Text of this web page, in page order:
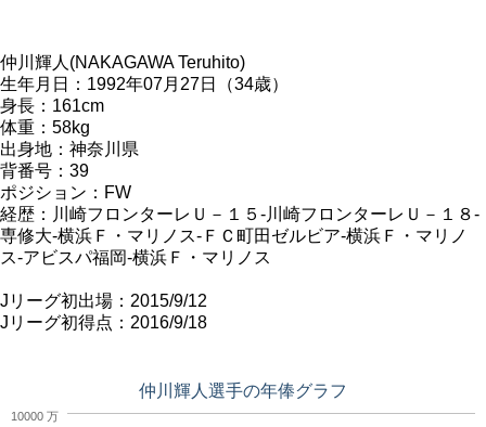
仲川輝人(NAKAGAWA Teruhito)
生年月日：1992年07月27日（34歳）
身長：161cm
体重：58kg
出身地：神奈川県
背番号：39
ポジション：FW
経歴：川崎フロンターレＵ－１５-川崎フロンターレＵ－１８-
専修大-横浜Ｆ・マリノス-ＦＣ町田ゼルビア-横浜Ｆ・マリノ
ス-アビスパ福岡-横浜Ｆ・マリノス
Jリーグ初出場：2015/9/12
Jリーグ初得点：2016/9/18
仲川輝人選手の年俸グラフ
10000 万